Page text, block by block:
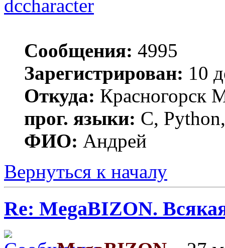
dccharacter
Сообщения: 4995
Зарегистрирован: 10
Откуда: Красногорск
прог. языки: C,
ФИО: Андрей
Вернуться к началу
Re: MegaBIZON.